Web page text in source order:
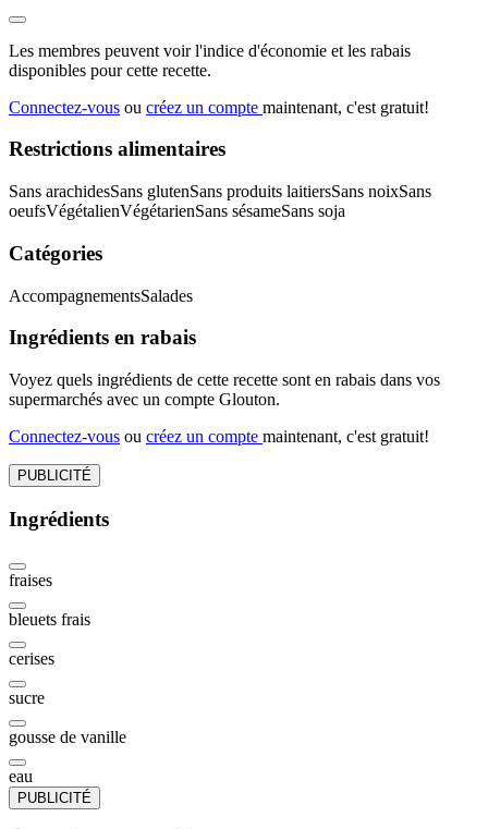
Les membres peuvent voir l'indice d'économie et les rabais
disponibles pour cette recette.
Connectez-vous ou créez un compte maintenant, c'est gratuit!
Restrictions alimentaires
Sans arachidesSans glutenSans produits laitiersSans noixSans
oeufsVégétalienVégétarienSans sésameSans soja
Catégories
AccompagnementsSalades
Ingrédients en rabais
Voyez quels ingrédients de cette recette sont en rabais dans vos
supermarchés avec un compte Glouton.
Connectez-vous ou créez un compte maintenant, c'est gratuit!
PUBLICITÉ
Ingrédients
fraises
bleuets frais
cerises
sucre
gousse de vanille
eau
PUBLICITÉ